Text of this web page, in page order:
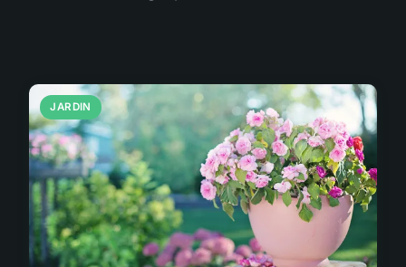
JARDIN